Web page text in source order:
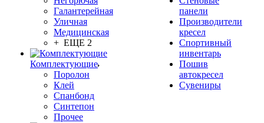
Галантерейная
Уличная
Медицинская
+ ЕЩЕ 2
Комплектующие
Поролон
Клей
Спанбонд
Синтепон
Прочее
панели
Производители
кресел
Спортивный
инвентарь
Пошив
автокресел
Сувениры